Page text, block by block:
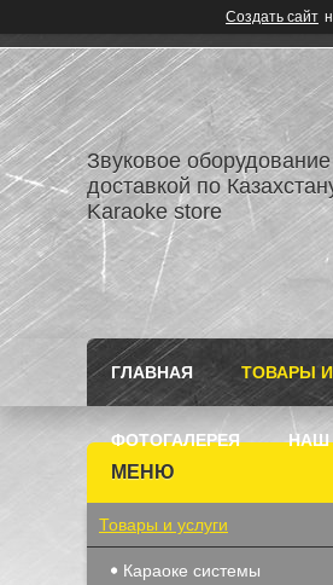
Создать сайт
Звуковое
доставкой по
Karaoke store
ГЛАВНАЯ ТОВАРЫ
ФОТОГАЛЕРЕЯ НАШ
Товары и услуги
Караоке системы